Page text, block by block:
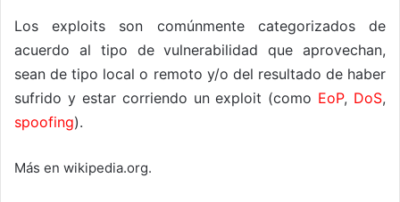
Los exploits son comúnmente categorizados de
acuerdo al tipo de vulnerabilidad que aprovechan,
sean de tipo local o remoto y/o del resultado de haber
sufrido y estar corriendo un exploit (como EoP, DoS,
spoofing).
Más en wikipedia.org.